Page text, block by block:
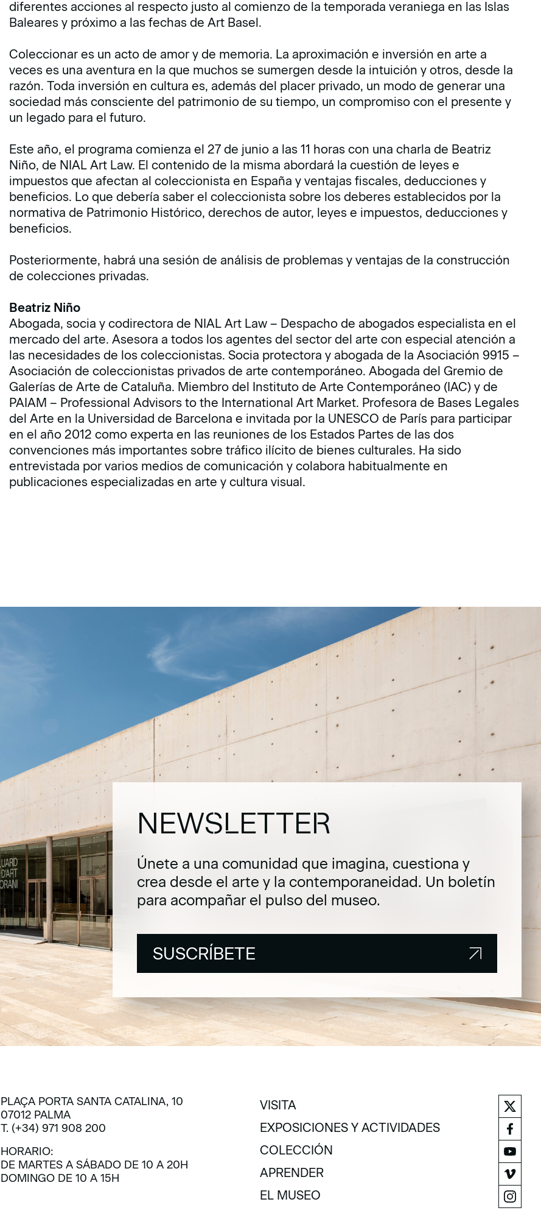
diferentes acciones al respecto justo al comienzo de la temporada veraniega en las Islas
Baleares y próximo a las fechas de Art Basel.
Coleccionar es un acto de amor y de memoria. La aproximación e inversión en arte a
veces es una aventura en la que muchos se sumergen desde la intuición y otros, desde la
razón. Toda inversión en cultura es, además del placer privado, un modo de generar una
sociedad más consciente del patrimonio de su tiempo, un compromiso con el presente y
un legado para el futuro.
Este año, el programa comienza el 27 de junio a las 11 horas con una charla de Beatriz
Niño, de NIAL Art Law. El contenido de la misma abordará la cuestión de leyes e
impuestos que afectan al coleccionista en España y ventajas fiscales, deducciones y
beneficios. Lo que debería saber el coleccionista sobre los deberes establecidos por la
normativa de Patrimonio Histórico, derechos de autor, leyes e impuestos, deducciones y
beneficios.
Posteriormente, habrá una sesión de análisis de problemas y ventajas de la construcción
de colecciones privadas.
Beatriz Niño
Abogada, socia y codirectora de NIAL Art Law – Despacho de abogados especialista en el
mercado del arte. Asesora a todos los agentes del sector del arte con especial atención a
las necesidades de los coleccionistas. Socia protectora y abogada de la Asociación 9915 –
Asociación de coleccionistas privados de arte contemporáneo. Abogada del Gremio de
Galerías de Arte de Cataluña. Miembro del Instituto de Arte Contemporáneo (IAC) y de
PAIAM – Professional Advisors to the International Art Market. Profesora de Bases Legales
del Arte en la Universidad de Barcelona e invitada por la UNESCO de París para participar
en el año 2012 como experta en las reuniones de los Estados Partes de las dos
convenciones más importantes sobre tráfico ilícito de bienes culturales. Ha sido
entrevistada por varios medios de comunicación y colabora habitualmente en
publicaciones especializadas en arte y cultura visual.
NEWSLETTER
Únete a una comunidad que imagina, cuestiona y
crea desde el arte y la contemporaneidad. Un boletín
para acompañar el pulso del museo.
SUSCRÍBETE
PLAÇA PORTA SANTA CATALINA, 10
07012 PALMA
T. (+34) 971 908 200
HORARIO:
DE MARTES A SÁBADO DE 10 A 20H
DOMINGO DE 10 A 15H
VISITA
VISITA
EXPOSICIONES Y ACTIVIDADES
EXPOSICIONES Y ACTIVIDADES
COLECCIÓN
COLECCIÓN
APRENDER
APRENDER
EL MUSEO